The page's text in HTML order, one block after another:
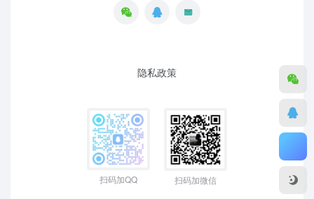
隐私政策
扫码加QQ 扫码加微信